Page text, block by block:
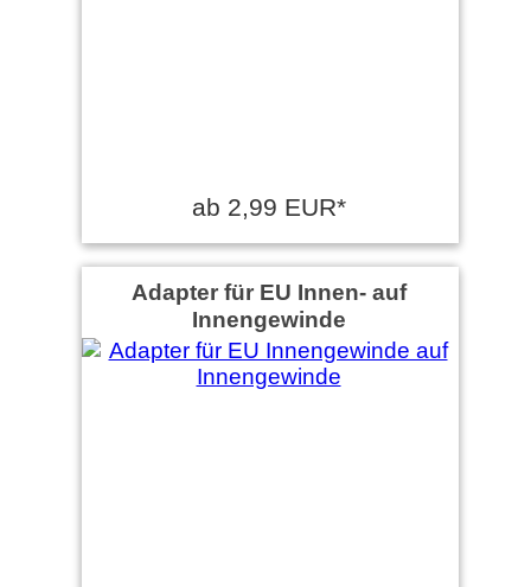
ab 2,99 EUR*
Adapter für EU Innen- auf
Innengewinde